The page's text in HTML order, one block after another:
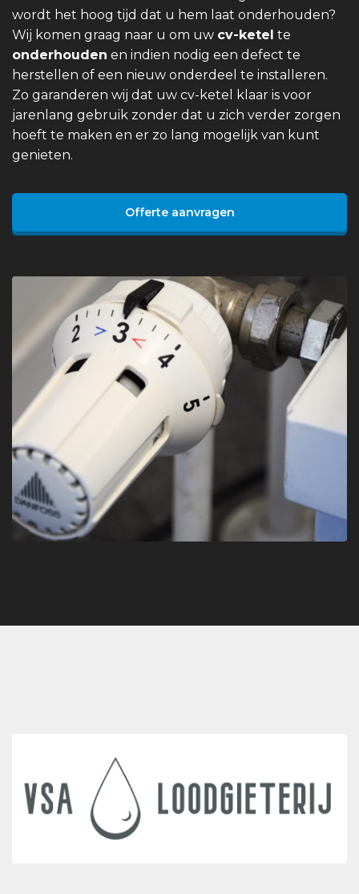
wordt het hoog tijd dat u hem laat onderhouden?
Wij komen graag naar u om uw cv-ketel te
onderhouden en indien nodig een defect te
herstellen of een nieuw onderdeel te installeren.
Zo garanderen wij dat uw cv-ketel klaar is voor
jarenlang gebruik zonder dat u zich verder zorgen
hoeft te maken en er zo lang mogelijk van kunt
genieten.
Offerte aanvragen